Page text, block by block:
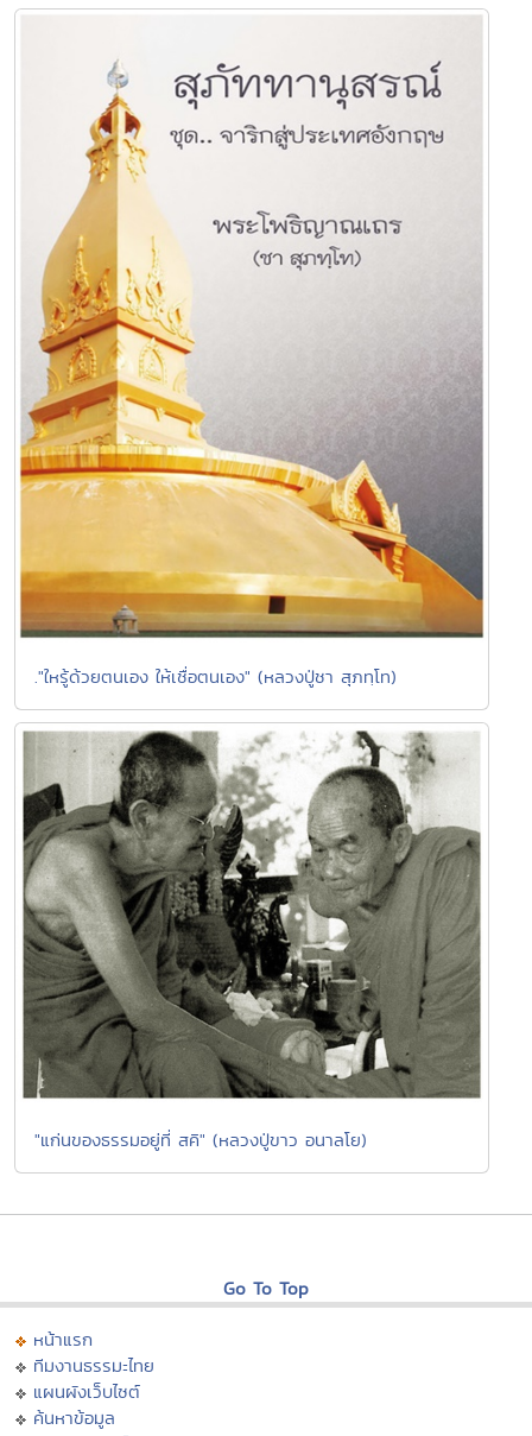
."ใหรู้ด้วยตนเอง ให้เชื่อตนเอง" (หลวงปู่ชา สุภทฺโท)
"แก่นของธรรมอยู่ที่ สคิ" (หลวงปู่ขาว อนาลโย)
Go To Top
หน้าแรก
ทีมงานธรรมะไทย
แผนผังเว็บไซต์
ค้นหาข้อมูล